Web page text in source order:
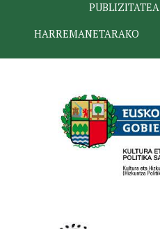
PUBLIZITATEA
HARREMANETARAKO